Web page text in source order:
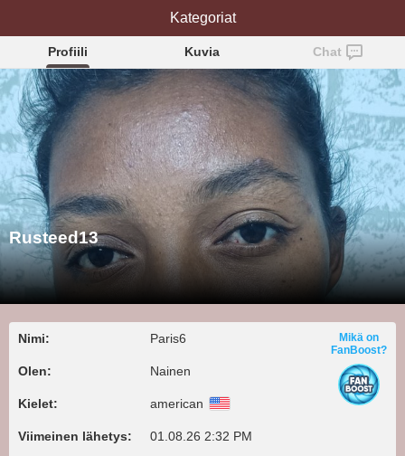
Rusteed13
Profiili Kuvia Chat
Rusteed13
Nimi: Paris6
Olen: Nainen
Kielet: american
Viimeinen lähetys: 01.08.26 2:32 PM
Mikä on
FanBoost?
Kategoriat